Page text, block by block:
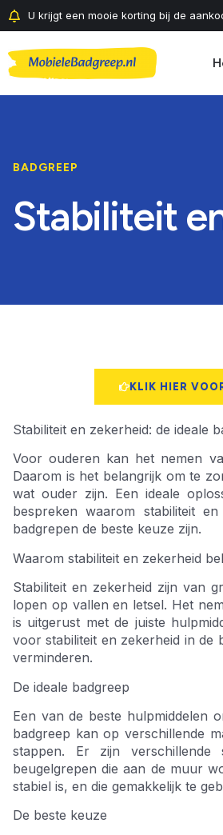
U krijgt een mooie korting bij de
BADGREEP
Stabiliteit
KLIK HIER
Stabiliteit en zekerheid: de ideale
Voor ouderen kan het nemen
Daarom is het belangrijk om te
wat ouder zijn. Een ideale
bespreken waarom stabiliteit
badgrepen de beste keuze zijn.
Waarom stabiliteit en zekerheid
Stabiliteit en zekerheid zijn van
lopen op vallen en letsel. Het
is uitgerust met de juiste
voor stabiliteit en zekerheid in de
verminderen.
De ideale badgreep
Een van de beste hulpmiddelen
badgreep kan op verschillende
stappen. Er zijn
beugelgrepen die aan de muur
stabiel is, en die gemakkelijk te
De beste keuze